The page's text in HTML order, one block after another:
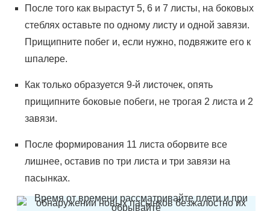
После того как вырастут 5, 6 и 7 листы, на боковых
стеблях оставьте по одному листу и одной завязи.
Прищипните побег и, если нужно, подвяжите его к
шпалере.
Как только образуется 9-й листочек, опять
прищипните боковые побеги, не трогая 2 листа и 2
завязи.
После формирования 11 листа оборвите все
лишнее, оставив по три листа и три завязи на
пасынках.